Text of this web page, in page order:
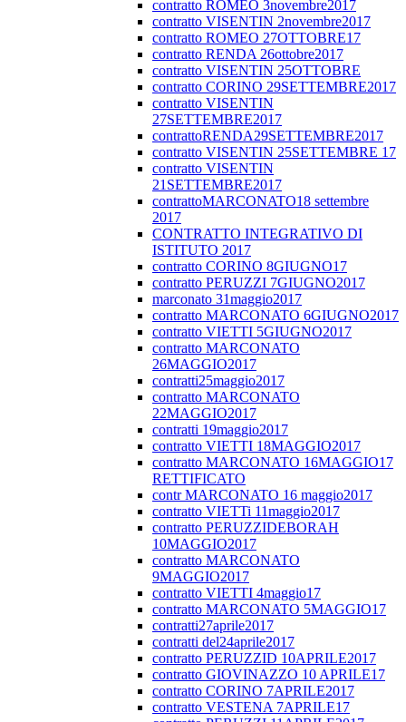
contratto ROMEO 3novembre2017
contratto VISENTIN 2novembre2017
contratto ROMEO 27OTTOBRE17
contratto RENDA 26ottobre2017
contratto VISENTIN 25OTTOBRE
contratto CORINO 29SETTEMBRE2017
contratto VISENTIN
27SETTEMBRE2017
contrattoRENDA29SETTEMBRE2017
contratto VISENTIN 25SETTEMBRE 17
contratto VISENTIN
21SETTEMBRE2017
contrattoMARCONATO18 settembre
2017
CONTRATTO INTEGRATIVO DI
ISTITUTO 2017
contratto CORINO 8GIUGNO17
contratto PERUZZI 7GIUGNO2017
marconato 31maggio2017
contratto MARCONATO 6GIUGNO2017
contratto VIETTI 5GIUGNO2017
contratto MARCONATO
26MAGGIO2017
contratti25maggio2017
contratto MARCONATO
22MAGGIO2017
contratti 19maggio2017
contratto VIETTI 18MAGGIO2017
contratto MARCONATO 16MAGGIO17
RETTIFICATO
contr MARCONATO 16 maggio2017
contratto VIETTi 11maggio2017
contratto PERUZZIDEBORAH
10MAGGIO2017
contratto MARCONATO
9MAGGIO2017
contratto VIETTI 4maggio17
contratto MARCONATO 5MAGGIO17
contratti27aprile2017
contratti del24aprile2017
contratto PERUZZID 10APRILE2017
contratto GIOVINAZZO 10 APRILE17
contratto CORINO 7APRILE2017
contratto VESTENA 7APRILE17